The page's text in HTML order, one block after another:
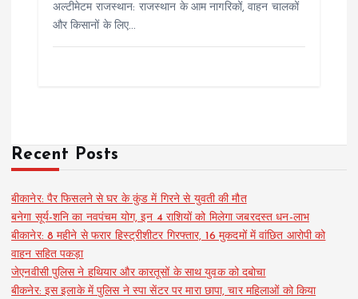
अल्टीमेटम राजस्थान: राजस्थान के आम नागरिकों, वाहन चालकों
और किसानों के लिए…
Recent Posts
बीकानेर: पैर फिसलने से घर के कुंड में गिरने से युवती की मौत
बनेगा सूर्य-शनि का नवपंचम योग, इन 4 राशियों को मिलेगा जबरदस्त धन-लाभ
बीकानेर: 8 महीने से फरार हिस्ट्रीशीटर गिरफ्तार, 16 मुकदमों में वांछित आरोपी को
वाहन सहित पकड़ा
जेएनवीसी पुलिस ने हथियार और कारतूसों के साथ युवक को दबोचा
बीकनेर: इस इलाके में पुलिस ने स्पा सेंटर पर मारा छापा, चार महिलाओं को किया